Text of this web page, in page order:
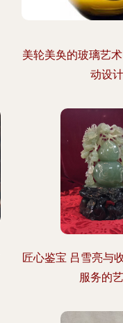
美轮美奂的玻璃艺
动设计
匠心鉴宝 吕雪亮与
服务的